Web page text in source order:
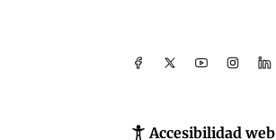
Accesibilidad web